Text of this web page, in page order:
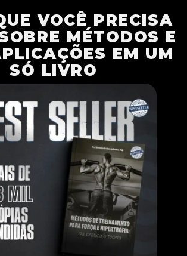
VOCÊ PRECISA
MÉTODOS E
EM UM
SÓ LIVRO